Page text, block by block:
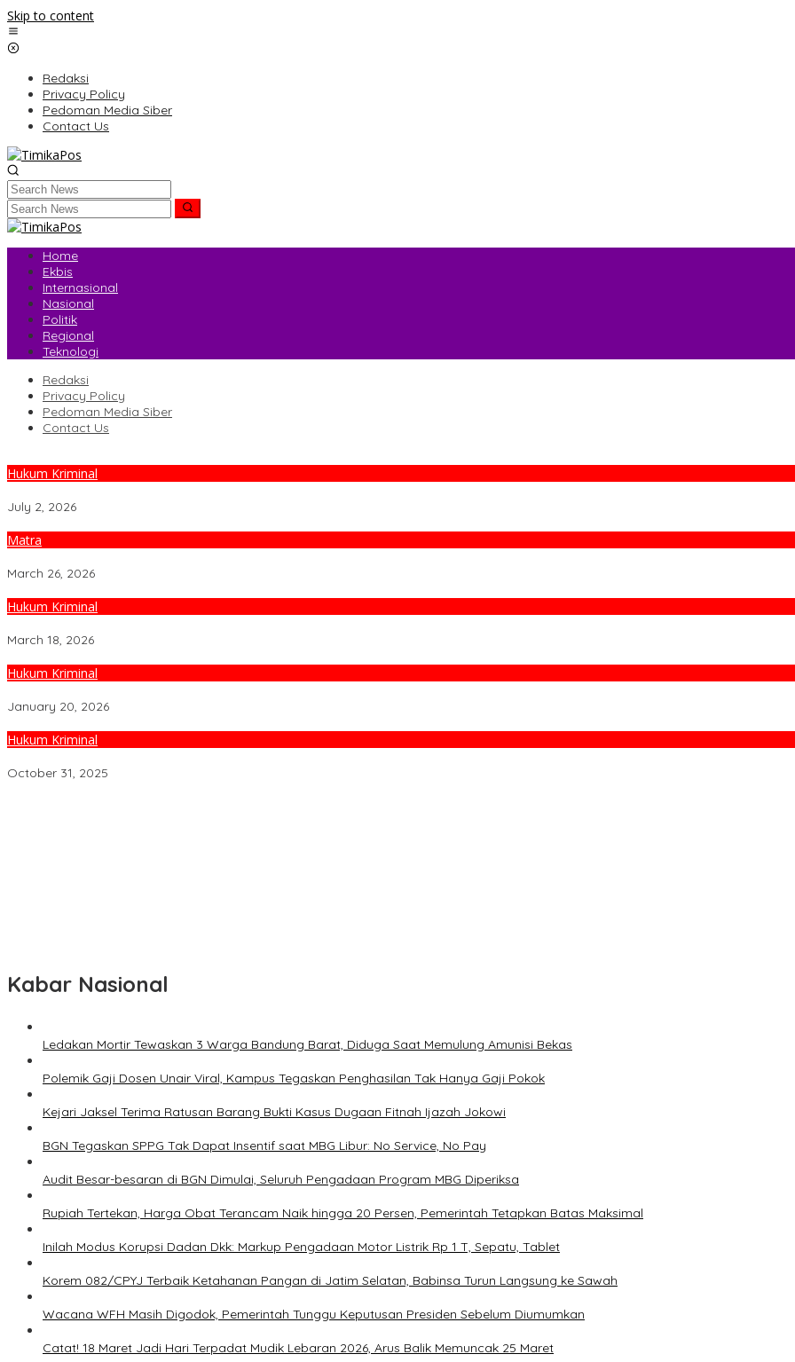
Skip to content
Redaksi
Privacy Policy
Pedoman Media Siber
Contact Us
Home
Ekbis
Internasional
Nasional
Politik
Regional
Teknologi
Redaksi
Privacy Policy
Pedoman Media Siber
Contact Us
Hukum Kriminal
July 2, 2026
Matra
March 26, 2026
Hukum Kriminal
March 18, 2026
Hukum Kriminal
January 20, 2026
Hukum Kriminal
October 31, 2025
Kabar Nasional
Ledakan Mortir Tewaskan 3 Warga Bandung Barat, Diduga Saat Memulung Amunisi Bekas
Polemik Gaji Dosen Unair Viral, Kampus Tegaskan Penghasilan Tak Hanya Gaji Pokok
Kejari Jaksel Terima Ratusan Barang Bukti Kasus Dugaan Fitnah Ijazah Jokowi
BGN Tegaskan SPPG Tak Dapat Insentif saat MBG Libur: No Service, No Pay
Audit Besar-besaran di BGN Dimulai, Seluruh Pengadaan Program MBG Diperiksa
Rupiah Tertekan, Harga Obat Terancam Naik hingga 20 Persen, Pemerintah Tetapkan Batas Maksimal
Inilah Modus Korupsi Dadan Dkk: Markup Pengadaan Motor Listrik Rp 1 T, Sepatu, Tablet
Korem 082/CPYJ Terbaik Ketahanan Pangan di Jatim Selatan, Babinsa Turun Langsung ke Sawah
Wacana WFH Masih Digodok, Pemerintah Tunggu Keputusan Presiden Sebelum Diumumkan
Catat! 18 Maret Jadi Hari Terpadat Mudik Lebaran 2026, Arus Balik Memuncak 25 Maret